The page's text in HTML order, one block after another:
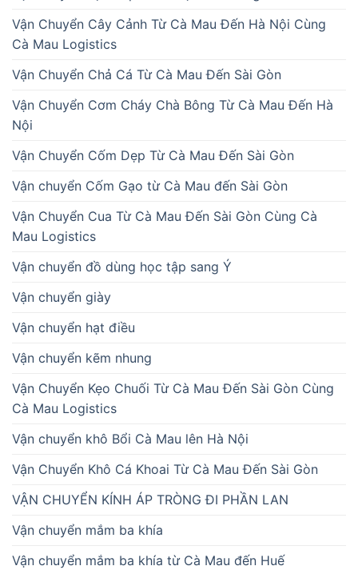
Vận Chuyển Cây Cảnh Từ Cà Mau Đến Hà Nội Cùng
Cà Mau Logistics
Vận Chuyển Chả Cá Từ Cà Mau Đến Sài Gòn
Vận Chuyển Cơm Cháy Chà Bông Từ Cà Mau Đến Hà
Nội
Vận Chuyển Cốm Dẹp Từ Cà Mau Đến Sài Gòn
Vận chuyển Cốm Gạo từ Cà Mau đến Sài Gòn
Vận Chuyển Cua Từ Cà Mau Đến Sài Gòn Cùng Cà
Mau Logistics
Vận chuyển đồ dùng học tập sang Ý
Vận chuyển giày
Vận chuyển hạt điều
Vận chuyển kẽm nhung
Vận Chuyển Kẹo Chuối Từ Cà Mau Đến Sài Gòn Cùng
Cà Mau Logistics
Vận chuyển khô Bổi Cà Mau lên Hà Nội
Vận Chuyển Khô Cá Khoai Từ Cà Mau Đến Sài Gòn
VẬN CHUYỂN KÍNH ÁP TRÒNG ĐI PHẦN LAN
Vận chuyển mắm ba khía
Vận chuyển mắm ba khía từ Cà Mau đến Huế